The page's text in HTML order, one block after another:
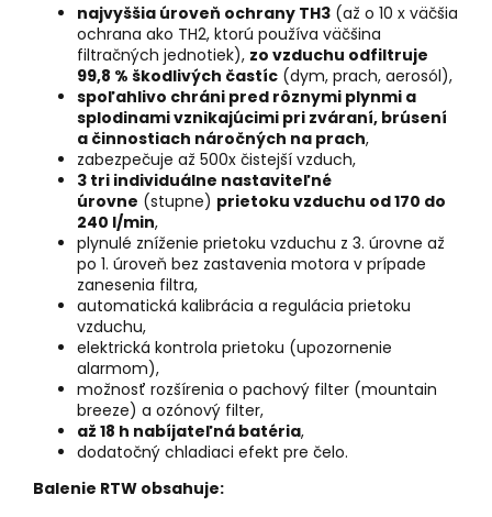
najvyššia úroveň ochrany TH3 (až o 10 x väčšia
ochrana ako TH2, ktorú používa väčšina
filtračných jednotiek), zo vzduchu odfiltruje
99,8 % škodlivých častíc (dym, prach, aerosól),
spoľahlivo chráni pred rôznymi plynmi a
splodinami vznikajúcimi pri zváraní, brúsení
a činnostiach náročných na prach,
zabezpečuje až 500x čistejší vzduch,
3 tri individuálne nastaviteľné
úrovne (stupne) prietoku vzduchu od 170 do
240 l/min,
plynulé zníženie prietoku vzduchu z 3. úrovne až
po 1. úroveň bez zastavenia motora v prípade
zanesenia filtra,
automatická kalibrácia a regulácia prietoku
vzduchu,
elektrická kontrola prietoku (upozornenie
alarmom),
možnosť rozšírenia o pachový filter (mountain
breeze) a ozónový filter,
až 18 h nabíjateľná batéria,
dodatočný chladiaci efekt pre čelo.
Balenie RTW obsahuje: